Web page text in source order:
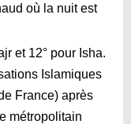
où la nuit est
et 12° pour Isha.
Islamiques
France) après
métropolitain